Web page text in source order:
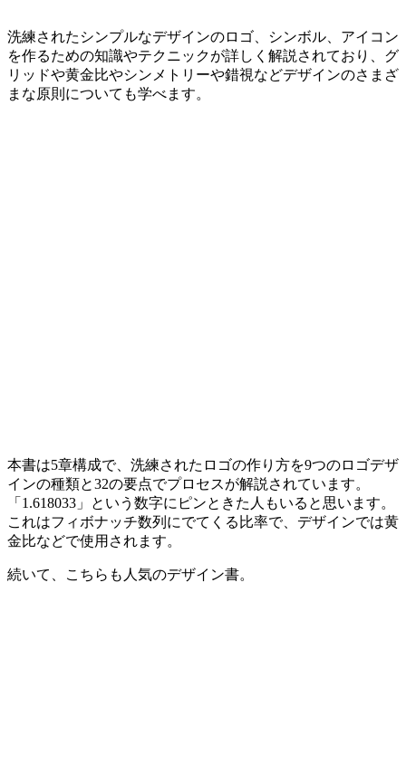
洗練されたシンプルなデザインのロゴ、シンボル、アイコン
を作るための知識やテクニックが詳しく解説されており、グ
リッドや黄金比やシンメトリーや錯視などデザインのさまざ
まな原則についても学べます。
本書は5章構成で、洗練されたロゴの作り方を9つのロゴデザ
インの種類と32の要点でプロセスが解説されています。
「1.618033」という数字にピンときた人もいると思います。
これはフィボナッチ数列にでてくる比率で、デザインでは黄
金比などで使用されます。
続いて、こちらも人気のデザイン書。